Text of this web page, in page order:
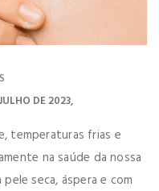
DE 2023
temperaturas frias e
na saúde da nossa
seca, áspera e com